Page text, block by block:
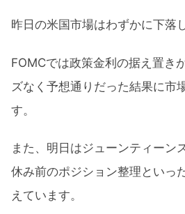
昨日の米国市場はわずかに下落
FOMCでは政策金利の据え置き
ズなく予想通りだった結果に市
す。
また、明日はジューンティーン
休み前のポジション整理といっ
えています。